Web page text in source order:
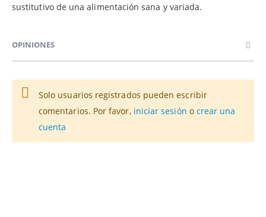
sustitutivo de una alimentación sana y variada.
OPINIONES
Solo usuarios registrados pueden escribir
comentarios. Por favor, iniciar sesión o crear una
cuenta